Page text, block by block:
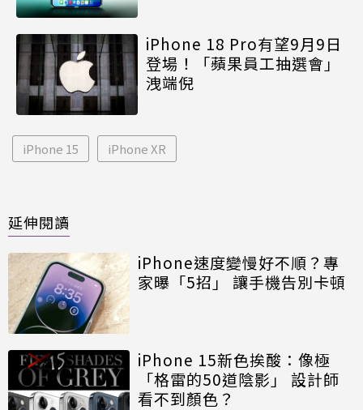
iPhone 18 Pro有望9月9日
登場！「蘋果員工抽選會」
洩端倪
iPhone 15 iPhone XR
延伸閱讀
iPhone速度變慢好不順？專
家曝「5招」 讓手機告別卡頓
iPhone 15新色挨酸：像極
「格雷的50道陰影」 設計師
看不到顏色？